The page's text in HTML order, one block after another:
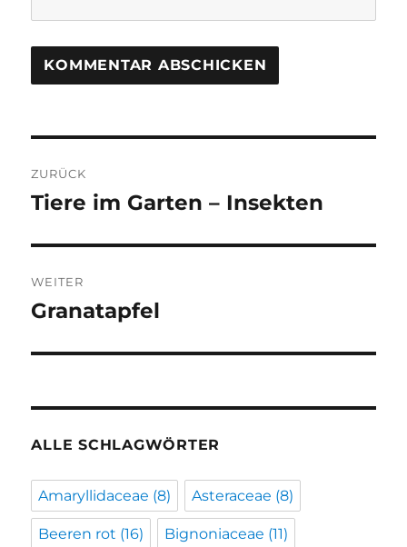
ZURÜCK
Vorheriger
Tiere im Garten – Insekten
WEITER
Nächster
Granat­apfel­
ALLE SCHLAGWÖRTER
Amaryllidaceae (8) Asteraceae (8)
Beeren rot (16) Bignoniaceae (11)